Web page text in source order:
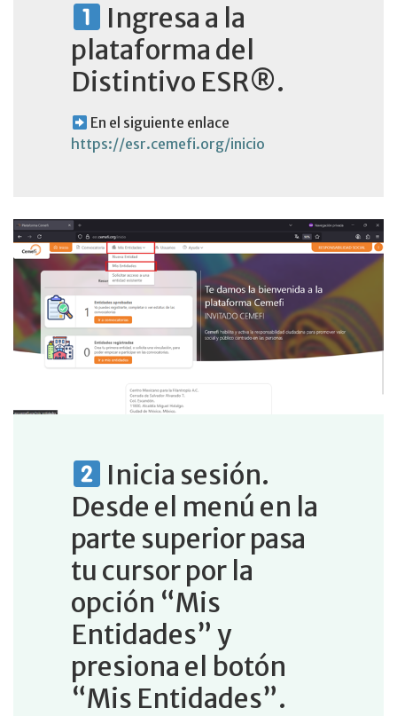
Ingresa a la
plataforma del
Distintivo ESR®.
En el siguiente enlace
https://esr.cemefi.org/inicio
Inicia sesión.
Desde el menú en la
parte superior pasa
tu cursor por la
opción “Mis
Entidades” y
presiona el botón
“Mis Entidades”.